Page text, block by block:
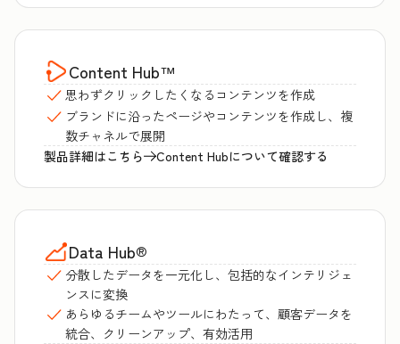
Content Hub™
思わずクリックしたくなるコンテンツを作成
ブランドに沿ったページやコンテンツを作成し、複
数チャネルで展開
製品詳細はこちら
Content Hubについて確認する
Data Hub®
分散したデータを一元化し、包括的なインテリジェ
ンスに変換
あらゆるチームやツールにわたって、顧客データを
統合、クリーンアップ、有効活用